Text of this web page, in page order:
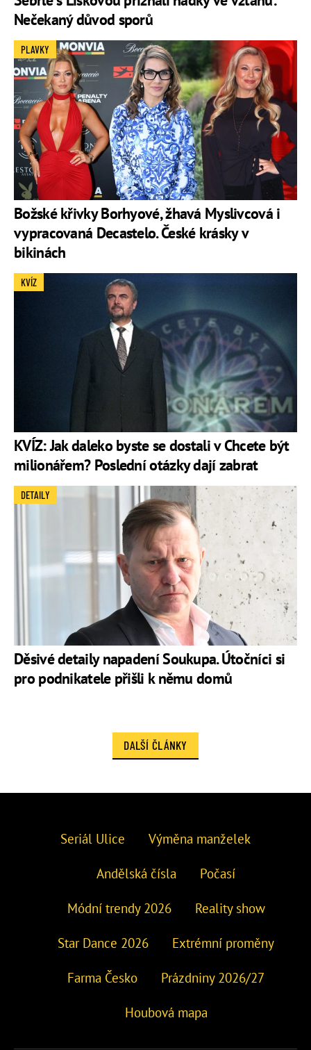
Nečekaný důvod sporů
Božské křivky Borhyové, žhavá Myslivcová i
vypracovaná Decastelo. České krásky v
bikinách
PLAVKY
KVÍZ: Jak daleko byste se dostali v Chcete být
milionářem? Poslední otázky dají zabrat
KVÍZ
Děsivé detaily napadení Soukupa. Útočníci si
pro podnikatele přišli k němu domů
DETAILY
DALŠÍ ČLÁNKY
Seriál Ulice Výměna manželek
Andělská čísla Počasí
Módní trendy 2026 Reality show
Star Dance 2026 Extrémní proměny
Farma Česko Prázdniny 2026/27
Houbová mapa